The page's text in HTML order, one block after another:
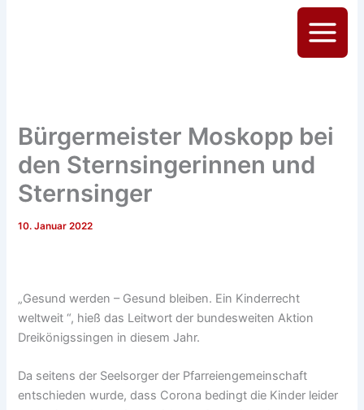
Main
Bürgermeister Moskopp bei
den Sternsingerinnen und
Sternsinger
10. Januar 2022
„Gesund werden – Gesund bleiben. Ein Kinderrecht
weltweit “, hieß das Leitwort der bundesweiten Aktion
Dreikönigssingen in diesem Jahr.
Da seitens der Seelsorger der Pfarreiengemeinschaft
entschieden wurde, dass Corona bedingt die Kinder leider